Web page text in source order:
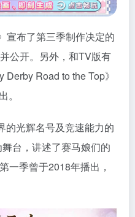
宣布了第三季制作决定的
公开。另外，和TV版有
Road to the Top》
的光辉名号及竞速能力的
台，讲述了赛马娘们的
一季曾于2018年播出，